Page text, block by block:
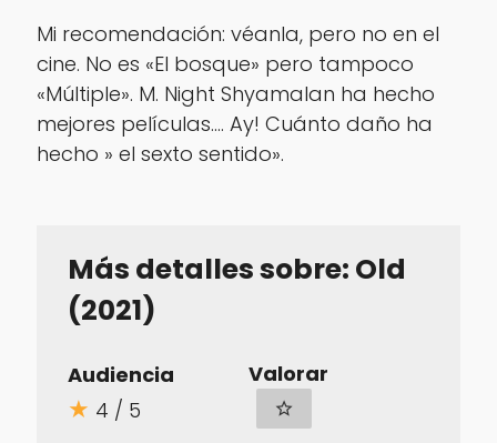
Mi recomendación: véanla, pero no en el
cine. No es «El bosque» pero tampoco
«Múltiple». M. Night Shyamalan ha hecho
mejores películas…. Ay! Cuánto daño ha
hecho » el sexto sentido».
Más detalles sobre: Old
(2021)
Audiencia
★ 4 / 5
Valorar
star_border